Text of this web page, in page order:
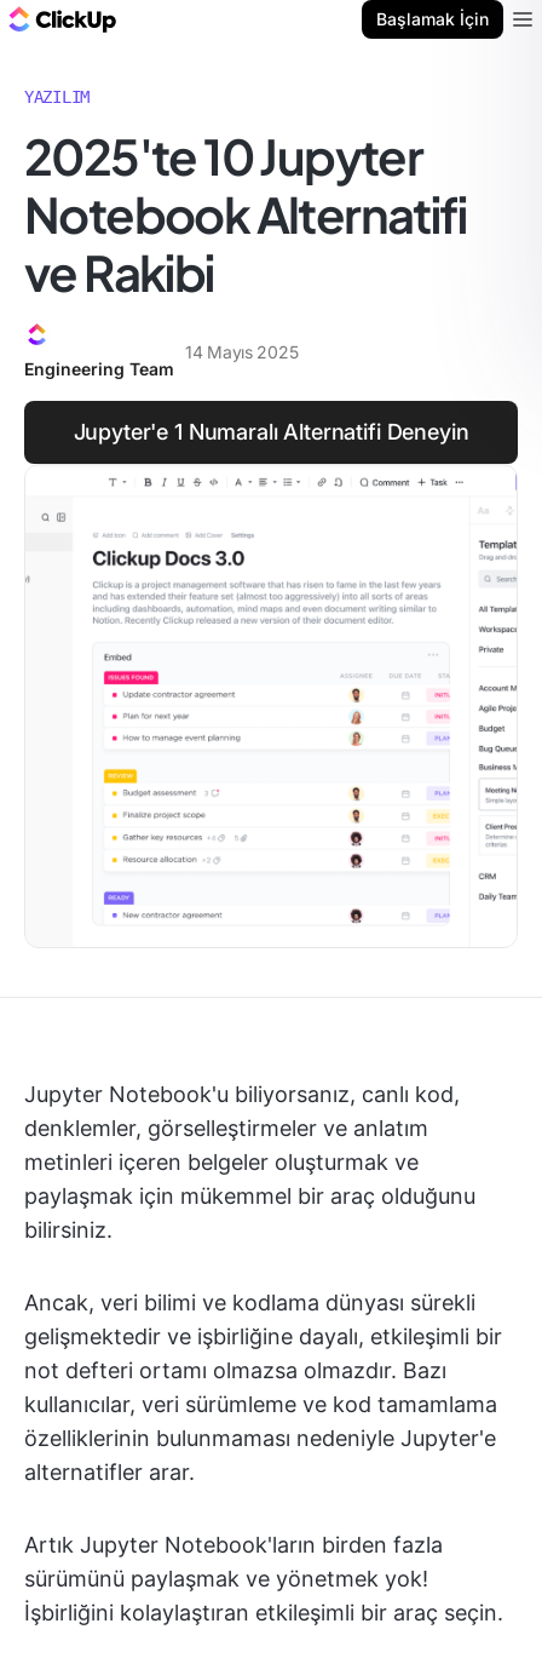
Başlamak İçin
YAZILIM
2025'te 10 Jupyter
Notebook Alternatifi
ve Rakibi
Engineering Team
14 Mayıs 2025
Jupyter'e 1 Numaralı Alternatifi Deneyin
Jupyter Notebook'u biliyorsanız, canlı kod,
denklemler, görselleştirmeler ve anlatım
metinleri içeren belgeler oluşturmak ve
paylaşmak için mükemmel bir araç olduğunu
bilirsiniz.
Ancak, veri bilimi ve kodlama dünyası sürekli
gelişmektedir ve işbirliğine dayalı, etkileşimli bir
not defteri ortamı olmazsa olmazdır. Bazı
kullanıcılar, veri sürümleme ve kod tamamlama
özelliklerinin bulunmaması nedeniyle Jupyter'e
alternatifler arar.
Artık Jupyter Notebook'ların birden fazla
sürümünü paylaşmak ve yönetmek yok!
İşbirliğini kolaylaştıran etkileşimli bir araç seçin.